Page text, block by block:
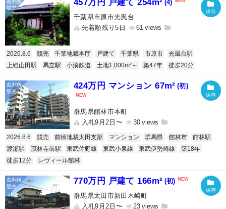
457万円 戸建て 254m² (4)
千葉県市原市光風台
先着順残り5日
61
2026.8.6 競売 千葉地裁本庁 戸建て 千葉県 市原市
光風台駅
上総山田駅
馬立駅 小湊鉄道 土地1,000m²～ 築47年 徒歩20分
424万円 マンション 67m² (初)
群馬県館林市本町
入札9月2日〜
30
2026.8.6 競売 前橋地裁太田支部 マンション 群馬県 館林市
館林駅
渡瀬駅
茂林寺前駅 東武佐野線 東武小泉線 東武伊勢崎線
築18年
徒歩12分
レヴィール館林
770万円 戸建て 166m² (初)
群馬県太田市新田木崎町
入札9月2日〜
23